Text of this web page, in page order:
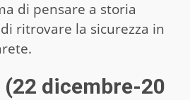
di pensare a storia
ritrovare la sicurezza in
dicembre-20